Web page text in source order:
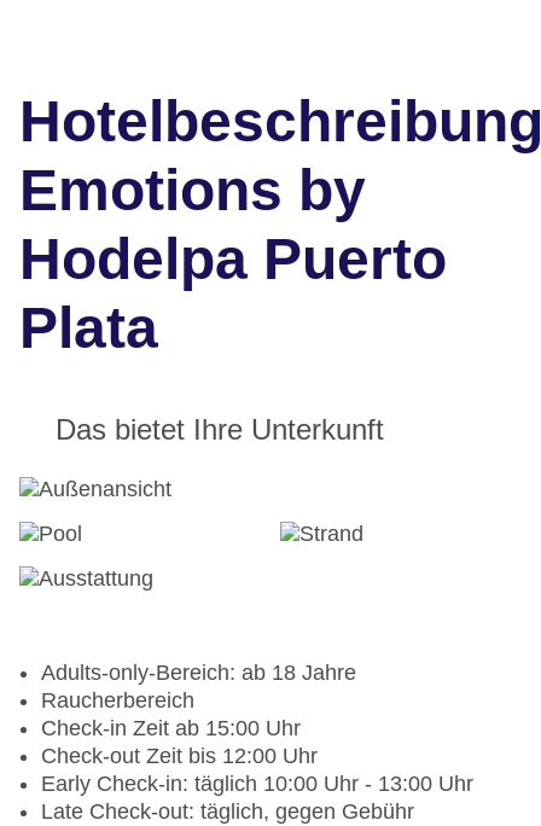
Emotions by
Hodelpa Puerto
Plata
Das bietet Ihre Unterkunft
Adults-only-Bereich: ab 18 Jahre
Raucherbereich
Check-in Zeit ab 15:00 Uhr
Check-out Zeit bis 12:00 Uhr
Early Check-in: täglich 10:00 Uhr - 13:00 Uhr
Late Check-out: täglich, gegen Gebühr